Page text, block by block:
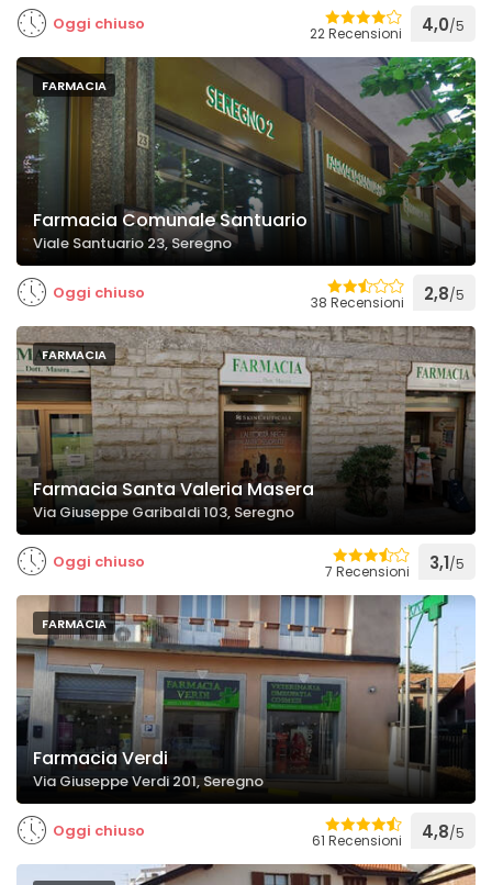
Oggi chiuso 22 Recensioni 4,0/5
FARMACIA
Farmacia Comunale Santuario
Viale Santuario 23, Seregno
Oggi chiuso 38 Recensioni 2,8/5
FARMACIA
Farmacia Santa Valeria Masera
Via Giuseppe Garibaldi 103, Seregno
Oggi chiuso 7 Recensioni 3,1/5
FARMACIA
Farmacia Verdi
Via Giuseppe Verdi 201, Seregno
Oggi chiuso 61 Recensioni 4,8/5